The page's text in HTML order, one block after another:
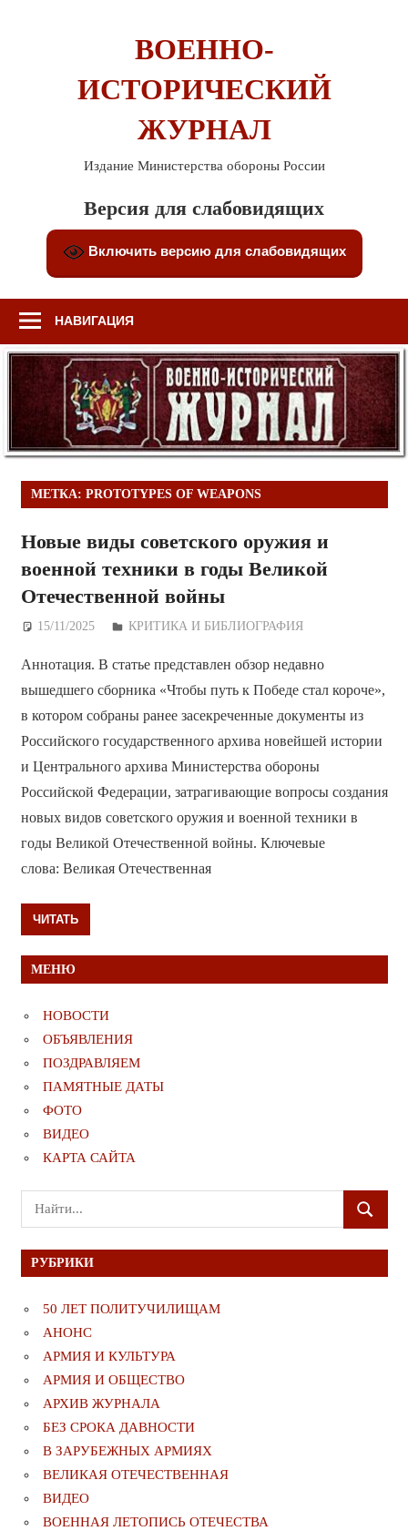
ВОЕННО-
ИСТОРИЧЕСКИЙ
ЖУРНАЛ
Издание Министерства обороны России
Версия для слабовидящих
Включить версию для слабовидящих
НАВИГАЦИЯ
МЕТКА: PROTOTYPES OF WEAPONS
Новые виды советского оружия и
военной техники в годы Великой
Отечественной войны
15/11/2025 Дежурный по Редакции
КРИТИКА И БИБЛИОГРАФИЯ
Аннотация. В статье представлен обзор недавно
вышедшего сборника «Чтобы путь к Победе стал короче»,
в котором собраны ранее засекреченные документы из
Российского государственного архива новейшей истории
и Центрального архива Министерства обороны
Российской Федерации, затрагивающие вопросы создания
новых видов советского оружия и военной техники в
годы Великой Отечественной войны. Ключевые
слова: Великая Отечественная
ЧИТАТЬ
МЕНЮ
НОВОСТИ
ОБЪЯВЛЕНИЯ
ПОЗДРАВЛЯЕМ
ПАМЯТНЫЕ ДАТЫ
ФОТО
ВИДЕО
КАРТА САЙТА
Поиск
для:
ПОИСК
РУБРИКИ
50 ЛЕТ ПОЛИТУЧИЛИЩАМ
АНОНС
АРМИЯ И КУЛЬТУРА
АРМИЯ И ОБЩЕСТВО
АРХИВ ЖУРНАЛА
БЕЗ СРОКА ДАВНОСТИ
В ЗАРУБЕЖНЫХ АРМИЯХ
ВЕЛИКАЯ ОТЕЧЕСТВЕННАЯ
ВИДЕО
ВОЕННАЯ ЛЕТОПИСЬ ОТЕЧЕСТВА